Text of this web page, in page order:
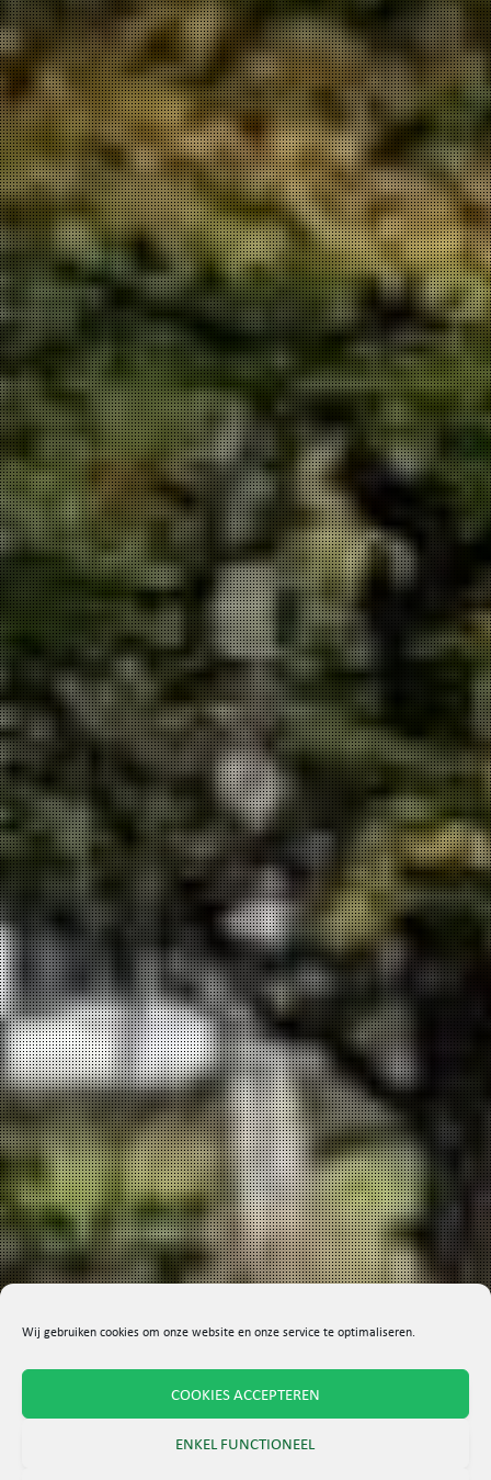
Wij gebruiken cookies om onze website en onze service te optimaliseren.
COOKIES ACCEPTEREN
ENKEL FUNCTIONEEL